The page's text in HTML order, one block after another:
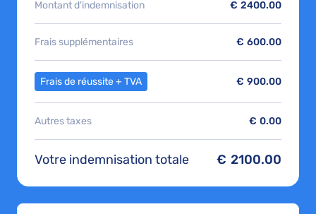
Montant d'indemnisation € 2400.00
Frais supplémentaires € 600.00
Frais de réussite + TVA € 900.00
Autres taxes € 0.00
Votre indemnisation totale € 2100.00